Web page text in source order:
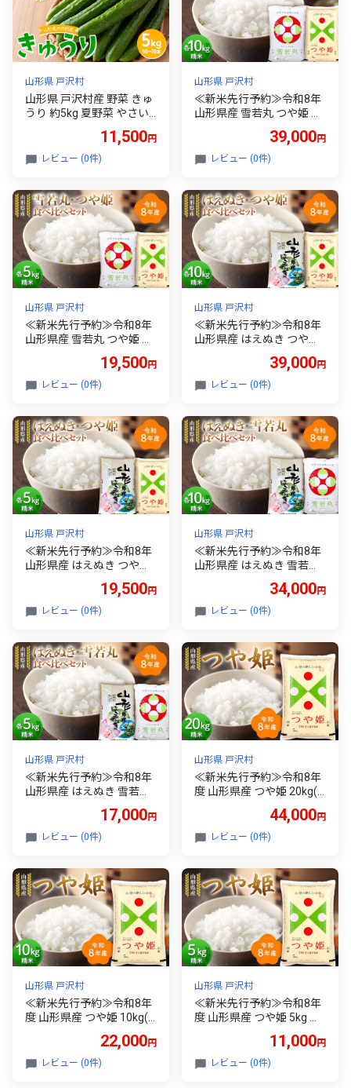
山形県 戸沢村
山形県 戸沢村産 野菜 きゅ
うり 約5kg 夏野菜 やさい
自宅 家庭 産地直送 F7W-0
502
11,500円
レビュー (0件)
山形県 戸沢村
≪新米先行予約≫令和8年
山形県産 雪若丸 つや姫 食
精米 お米 米 ご飯 ごはん
白米 新米 ブランド米 銘柄
スパ 10キロ 20キロ 贈答
贈り物 ギフト プレゼント
自宅 家庭 山形県 戸沢村 F7
W-0483
39,000円
レビュー (0件)
山形県 戸沢村
≪新米先行予約≫令和8年
山形県産 雪若丸 つや姫 食
精米 お米 米 ご飯 ごはん
白米 新米 ブランド米 銘柄
スパ 5キロ 10キロ 贈答 贈
り物 ギフト プレゼント 自
宅 家庭 山形県 戸沢村 F7W
-0473
19,500円
レビュー (0件)
山形県 戸沢村
≪新米先行予約≫令和8年
山形県産 はえぬき つや姫
4) 精米 お米 米 ご飯 ごはん
白米 新米 ブランド米 銘柄
0キロ 贈答 贈り物 ギフト
プレゼント 自宅 家庭 山形
県 戸沢村 F7W-0466
39,000円
レビュー (0件)
山形県 戸沢村
≪新米先行予約≫令和8年
山形県産 はえぬき つや姫
2) 精米 お米 米 ご飯 ごはん
白米 新米 ブランド米 銘柄
キロ 贈答 贈り物 ギフト プ
レゼント 自宅 家庭 山形県
戸沢村 F7W-0456
19,500円
レビュー (0件)
山形県 戸沢村
≪新米先行予約≫令和8年
山形県産 はえぬき 雪若丸
4) 精米 お米 米 ご飯 ごはん
白米 新米 ブランド米 銘柄
ロ 20キロ 贈答 贈り物 ギフ
ト プレゼント 自宅 家庭 山
形県 戸沢村 F7W-0449
34,000円
レビュー (0件)
山形県 戸沢村
≪新米先行予約≫令和8年
山形県産 はえぬき 雪若丸
2) 精米 お米 米 ご飯 ごはん
白米 新米 ブランド米 銘柄
ロ 10キロ 贈答 贈り物 ギフ
ト プレゼント 自宅 家庭 山
形県 戸沢村 F7W-0439
17,000円
レビュー (0件)
山形県 戸沢村
≪新米先行予約≫令和8年
度 山形県産 つや姫 20kg(5
はん 白米 新米 ブランド米
銘柄米 つやひめ 国産 単一
ゼント 自宅 家庭 山形県 戸
沢村 F7W-0430
44,000円
レビュー (0件)
山形県 戸沢村
≪新米先行予約≫令和8年
度 山形県産 つや姫 10kg(5
はん 白米 新米 ブランド米
銘柄米 つやひめ 国産 単一
22,000円
レビュー (0件)
山形県 戸沢村
≪新米先行予約≫令和8年
度 山形県産 つや姫 5kg 精
米 新米 ブランド米 銘柄米
つやひめ 国産 単一原料米
11,000円
レビュー (0件)